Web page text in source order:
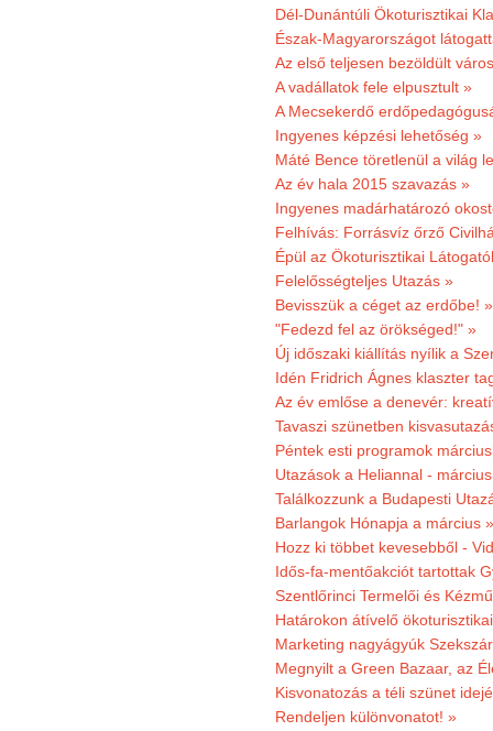
Dél-Dunántúli Ökoturisztikai
Észak-Magyarországot
Az első teljesen bezöldült
A vadállatok fele elpusztult »
A Mecsekerdő
Ingyenes képzési lehetőség »
Máté Bence töretlenül a világ
Az év hala 2015 szavazás »
Ingyenes madárhatározó
Felhívás: Forrásvíz őrző
Épül az Ökoturisztikai
Felelősségteljes Utazás »
Bevisszük a céget az erdőbe! »
"Fedezd fel az örökséged!" »
Új időszaki kiállítás nyílik a
Idén Fridrich Ágnes klaszter
Az év emlőse a denevér:
Tavaszi szünetben
Péntek esti programok
Utazások a Heliannal -
Találkozzunk a Budapesti
Barlangok Hónapja a március »
Hozz ki többet kevesebből -
Idős-fa-mentőakciót tartottak
Szentlőrinci Termelői és
Határokon átívelő
Marketing nagyágyúk
Megnyilt a Green Bazaar, az
Kisvonatozás a téli szünet
Rendeljen különvonatot! »